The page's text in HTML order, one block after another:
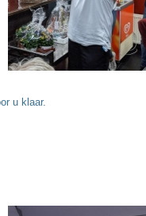
u klaar.